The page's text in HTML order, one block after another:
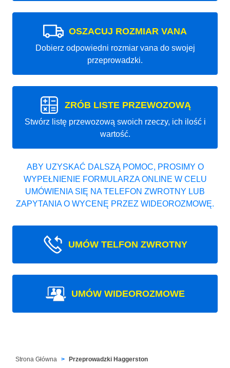
OSZACUJ ROZMIAR VANA
Dobierz odpowiedni rozmiar vana do swojej
przeprowadzki.
ZRÓB LISTE PRZEWOZOWĄ
Stwórz listę przewozową swoich rzeczy, ich ilość i
wartość.
ABY UZYSKAĆ DALSZĄ POMOC, PROSIMY O
WYPEŁNIENIE FORMULARZA ONLINE W CELU
UMÓWIENIA SIĘ NA TELEFON ZWROTNY LUB
ZAPYTANIA O WYCENĘ PRZEZ WIDEOROZMOWĘ.
UMÓW TELFON ZWROTNY
UMÓW WIDEOROZMOWE
Strona Główna Przeprowadzki Haggerston